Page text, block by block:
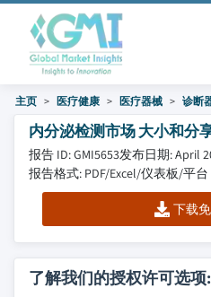
主页 医疗健康 医疗器械 诊断
内分泌检测市场 大小和分
报告 ID: GMI5653发布日期: April
报告格式: PDF/Excel/仪表板/平台
下载
了解我们的授权许可选项: